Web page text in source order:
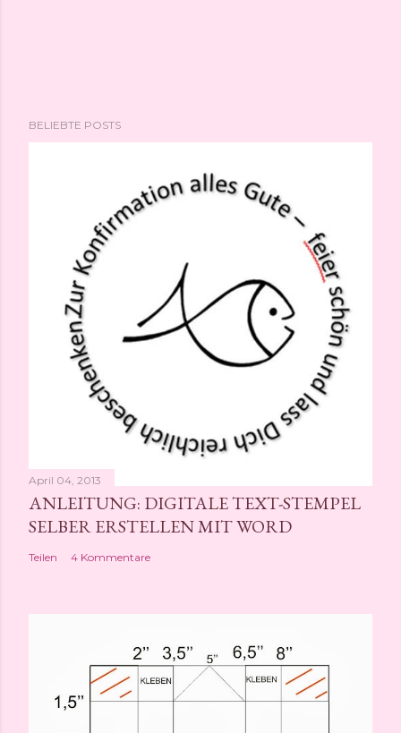
BELIEBTE POSTS
April 04, 2013
ANLEITUNG: DIGITALE TEXT-STEMPEL
SELBER ERSTELLEN MIT WORD
Teilen 4 Kommentare